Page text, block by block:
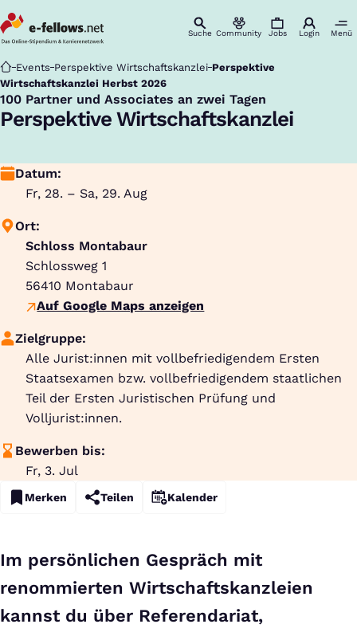
Suche Community Jobs Login Menü
Startseite
Events Perspektive Wirtschaftskanzlei Perspektive
Wirtschaftskanzlei Herbst 2026
100 Partner und Associates an zwei Tagen
:
Perspektive Wirtschaftskanzlei
Datum:
Fr, 28. – Sa, 29. Aug
Ort:
Schloss Montabaur
Schlossweg 1
56410 Montabaur
Auf Google Maps anzeigen
Zielgruppe:
Alle Jurist:innen mit vollbefriedigendem Ersten
Staatsexamen bzw. vollbefriedigendem staatlichen
Teil der Ersten Juristischen Prüfung und
Volljurist:innen.
Bewerben bis:
Fr, 3. Jul
Merken Teilen Kalender
Im persönlichen Gespräch mit
renommierten Wirtschaftskanzleien
kannst du über Referendariat,